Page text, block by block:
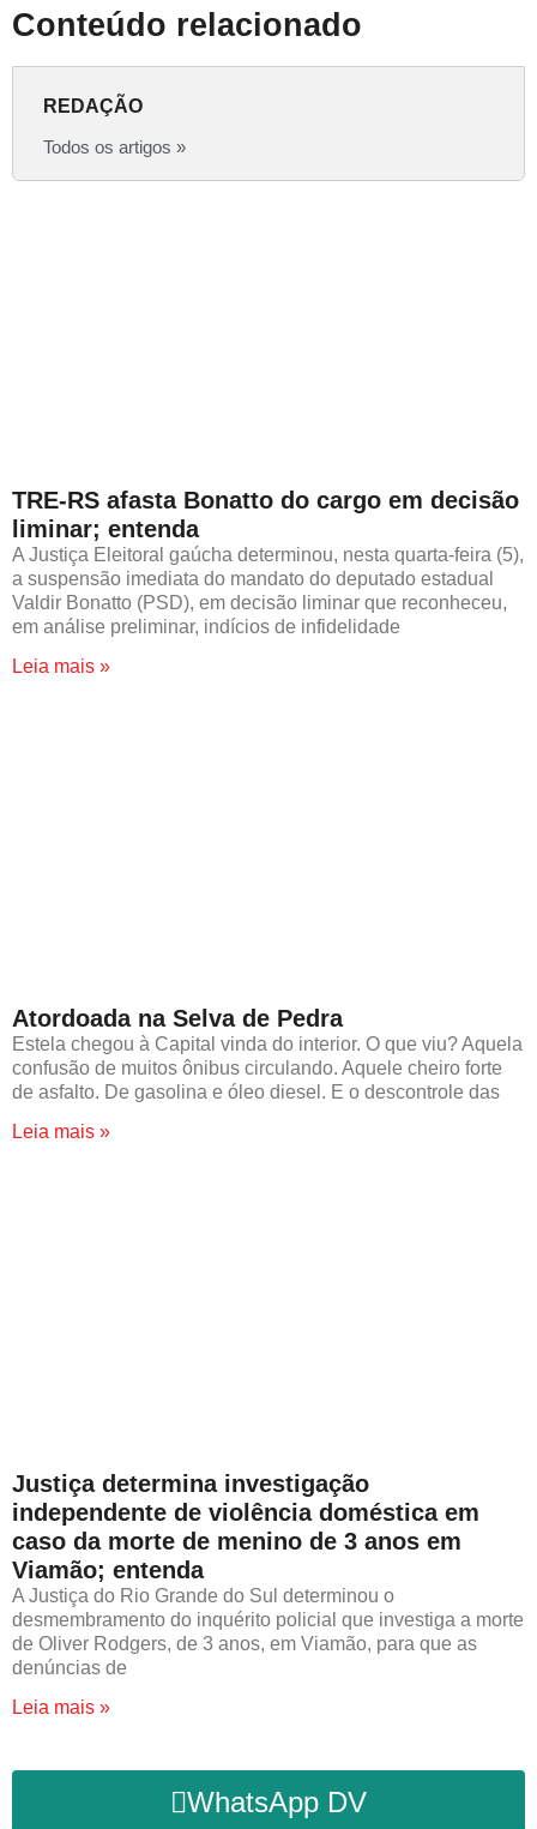
Conteúdo relacionado
REDAÇÃO
Todos os artigos »
TRE-RS afasta Bonatto do cargo em decisão
liminar; entenda
A Justiça Eleitoral gaúcha determinou, nesta quarta-feira (5),
a suspensão imediata do mandato do deputado estadual
Valdir Bonatto (PSD), em decisão liminar que reconheceu,
em análise preliminar, indícios de infidelidade
Leia mais »
Atordoada na Selva de Pedra
Estela chegou à Capital vinda do interior. O que viu? Aquela
confusão de muitos ônibus circulando. Aquele cheiro forte
de asfalto. De gasolina e óleo diesel. E o descontrole das
Leia mais »
Justiça determina investigação
independente de violência doméstica em
caso da morte de menino de 3 anos em
Viamão; entenda
A Justiça do Rio Grande do Sul determinou o
desmembramento do inquérito policial que investiga a morte
de Oliver Rodgers, de 3 anos, em Viamão, para que as
denúncias de
Leia mais »
WhatsApp DV